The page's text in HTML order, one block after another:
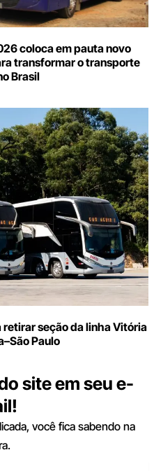
coloca em pauta novo
transformar o transporte
Brasil
retirar seção da linha Vitória
Paulo
site em seu e-
você fica sabendo na